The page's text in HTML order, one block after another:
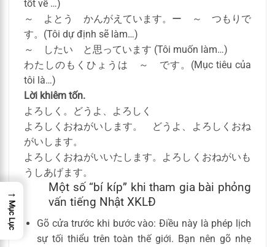
tốt về …)
～ よとう かんがえています。ー ～ つもりで
す。(Tôi dự định sẽ làm…)
～ したい と思っています (Tôi muốn làm…)
わたしのもくひょうは ～ です。(Mục tiêu của
tôi là…)
Lời khiêm tốn.
よろしく。どうよ、よろしく
よろしくおねがいします。 どうよ、よろしくおね
がいします。
よろしくおねがいいたします。よろしくおねがいも
うしあげます。
Một số “bí kíp” khi tham gia bài phỏng
vấn tiếng Nhật XKLĐ
Gõ cửa trước khi bước vào: Điều này là phép lịch
sự tối thiểu trên toàn thế giới. Bạn nên gõ nhẹ
→
Mục Lục